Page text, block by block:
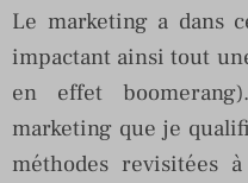
Le marketing a dans
impactant ainsi tout
en effet
marketing que je
méthodes revisitées